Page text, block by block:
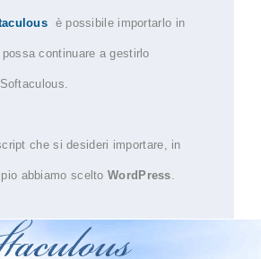
è possibile importarlo in
continuare a gestirlo
che si desideri importare, in
abbiamo sceltoWordPress.